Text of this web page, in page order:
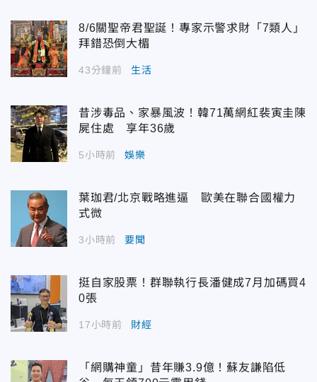
8/6關聖帝君聖誕！專家示警求財「7類人」
拜錯恐倒大楣
43分鐘前 生活
昔涉毒品、家暴風波！韓71萬網紅裴寅圭陳
屍住處 享年36歲
5小時前 娛樂
葉珈君/北京戰略進逼 歐美在聯合國權力
式微
3小時前 要聞
挺自家股票！群聯執行長潘健成7月加碼買4
0張
17小時前 財經
「網購神童」昔年賺3.9億！蘇友謙陷低